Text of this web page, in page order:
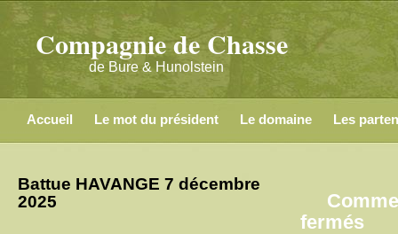
Compagnie de Chasse
de Bure & Hunolstein
Accueil Le mot du président Le domaine Les
Battue HAVANGE 7 décembre
2025
ferméssur